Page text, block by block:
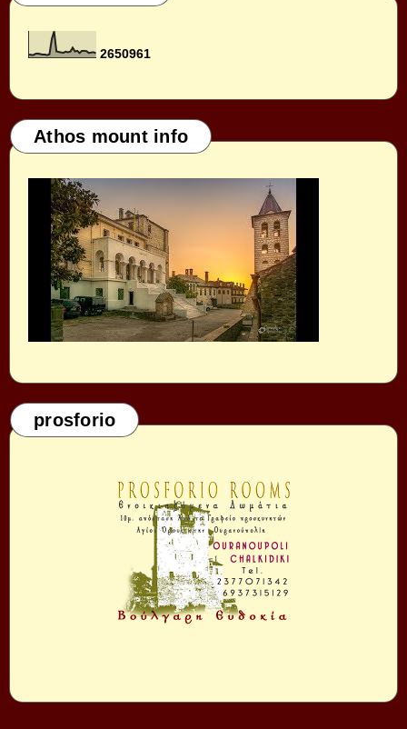
2650961
Athos mount info
prosforio